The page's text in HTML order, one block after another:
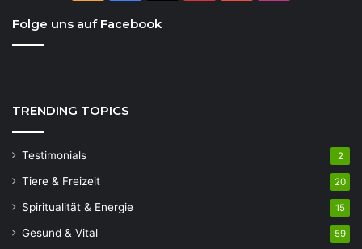
Folge uns auf Facebook
TRENDING TOPICS
Testimonials 2
Tiere & Freizeit 20
Spiritualität & Energie 15
Gesund & Vital 59